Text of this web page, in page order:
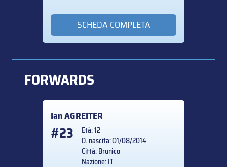
SCHEDA COMPLETA
FORWARDS
IanAGREITER
#23
Età: 12
D. nascita: 01/08/2014
Città: Brunico
Nazione: IT